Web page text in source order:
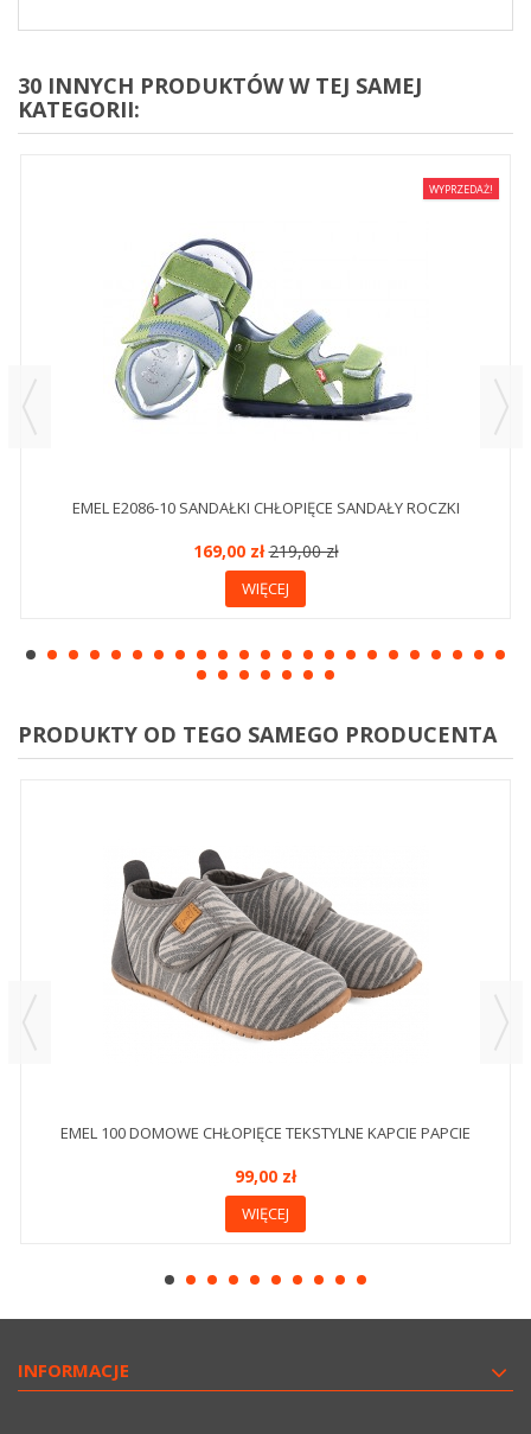
30 INNYCH PRODUKTÓW W TEJ SAMEJ
KATEGORII:
WYPRZEDAŻ!
EMEL E2086-10 SANDAŁKI CHŁOPIĘCE SANDAŁY ROCZKI
169,00 zł219,00 zł
WIĘCEJ
PRODUKTY OD TEGO SAMEGO PRODUCENTA
EMEL 100 DOMOWE CHŁOPIĘCE TEKSTYLNE KAPCIE PAPCIE
99,00 zł
WIĘCEJ
INFORMACJE